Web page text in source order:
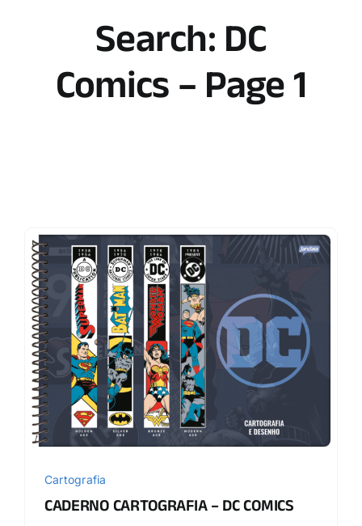
Search: DC
Comics – Page 1
Cartografia
CADERNO CARTOGRAFIA – DC COMICS